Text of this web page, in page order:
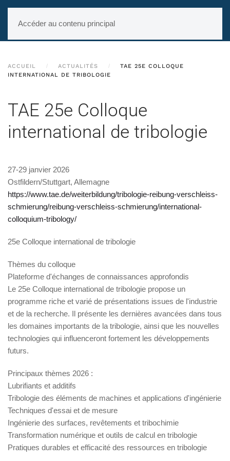
Accéder au contenu principal
ACCUEIL ACTUALITÉS
TAE 25E COLLOQUE
INTERNATIONAL DE TRIBOLOGIE
TAE 25e Colloque
international de tribologie
27-29 janvier 2026
Ostfildern/Stuttgart, Allemagne
https://www.tae.de/weiterbildung/tribologie-reibung-verschleiss-
schmierung/reibung-verschleiss-schmierung/international-
colloquium-tribology/
25e Colloque international de tribologie
Thèmes du colloque
Plateforme d'échanges de connaissances approfondis
Le 25e Colloque international de tribologie propose un
programme riche et varié de présentations issues de l'industrie
et de la recherche. Il présente les dernières avancées dans tous
les domaines importants de la tribologie, ainsi que les nouvelles
technologies qui influenceront fortement les développements
futurs.
Principaux thèmes 2026 :
Lubrifiants et additifs
Tribologie des éléments de machines et applications d'ingénierie
Techniques d'essai et de mesure
Ingénierie des surfaces, revêtements et tribochimie
Transformation numérique et outils de calcul en tribologie
Pratiques durables et efficacité des ressources en tribologie